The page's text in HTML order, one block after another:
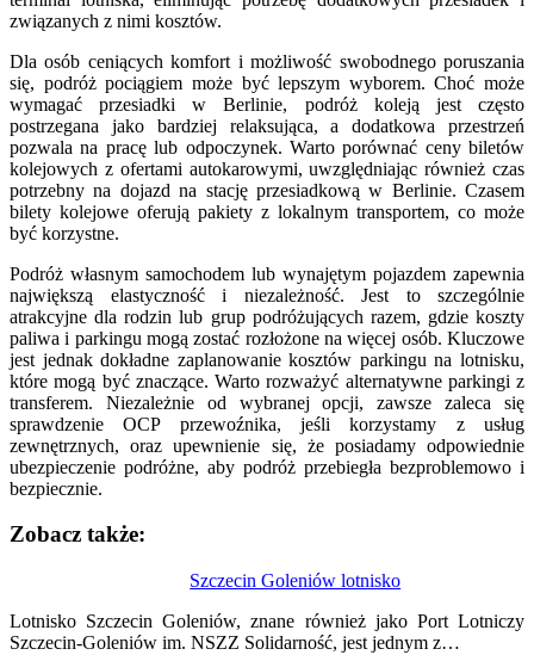
związanych z nimi kosztów.
Dla osób ceniących komfort i możliwość swobodnego poruszania
się, podróż pociągiem może być lepszym wyborem. Choć może
wymagać przesiadki w Berlinie, podróż koleją jest często
postrzegana jako bardziej relaksująca, a dodatkowa przestrzeń
pozwala na pracę lub odpoczynek. Warto porównać ceny biletów
kolejowych z ofertami autokarowymi, uwzględniając również czas
potrzebny na dojazd na stację przesiadkową w Berlinie. Czasem
bilety kolejowe oferują pakiety z lokalnym transportem, co może
być korzystne.
Podróż własnym samochodem lub wynajętym pojazdem zapewnia
największą elastyczność i niezależność. Jest to szczególnie
atrakcyjne dla rodzin lub grup podróżujących razem, gdzie koszty
paliwa i parkingu mogą zostać rozłożone na więcej osób. Kluczowe
jest jednak dokładne zaplanowanie kosztów parkingu na lotnisku,
które mogą być znaczące. Warto rozważyć alternatywne parkingi z
transferem. Niezależnie od wybranej opcji, zawsze zaleca się
sprawdzenie OCP przewoźnika, jeśli korzystamy z usług
zewnętrznych, oraz upewnienie się, że posiadamy odpowiednie
ubezpieczenie podróżne, aby podróż przebiegła bezproblemowo i
bezpiecznie.
Zobacz także:
Szczecin Goleniów lotnisko
Lotnisko Szczecin Goleniów, znane również jako Port Lotniczy
Szczecin-Goleniów im. NSZZ Solidarność, jest jednym z…
wpisu